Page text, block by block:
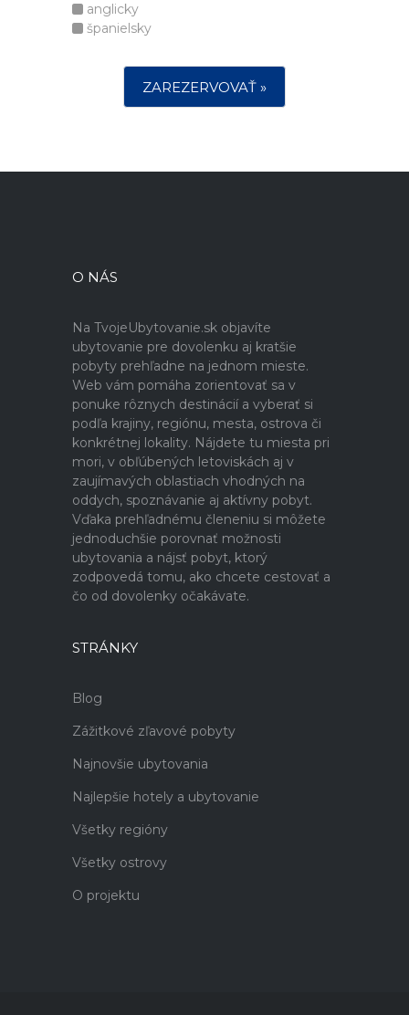
anglicky
španielsky
ZAREZERVOVAŤ »
O NÁS
Na TvojeUbytovanie.sk objavíte
ubytovanie pre dovolenku aj kratšie
pobyty prehľadne na jednom mieste.
Web vám pomáha zorientovať sa v
ponuke rôznych destinácií a vyberať si
podľa krajiny, regiónu, mesta, ostrova či
konkrétnej lokality. Nájdete tu miesta pri
mori, v obľúbených letoviskách aj v
zaujímavých oblastiach vhodných na
oddych, spoznávanie aj aktívny pobyt.
Vďaka prehľadnému členeniu si môžete
jednoduchšie porovnať možnosti
ubytovania a nájsť pobyt, ktorý
zodpovedá tomu, ako chcete cestovať a
čo od dovolenky očakávate.
STRÁNKY
Blog
Zážitkové zľavové pobyty
Najnovšie ubytovania
Najlepšie hotely a ubytovanie
Všetky regióny
Všetky ostrovy
O projektu